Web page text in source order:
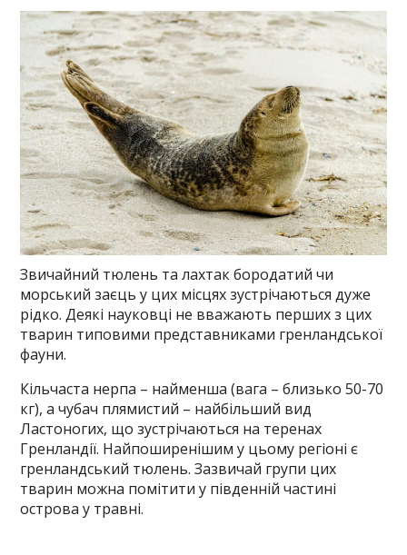
Звичайний тюлень та лахтак бородатий чи
морський заєць у цих місцях зустрічаються дуже
рідко. Деякі науковці не вважають перших з цих
тварин типовими представниками гренландської
фауни.
Кільчаста нерпа – найменша (вага – близько 50-70
кг), а чубач плямистий – найбільший вид
Ластоногих, що зустрічаються на теренах
Гренландії. Найпоширенішим у цьому регіоні є
гренландський тюлень. Зазвичай групи цих
тварин можна помітити у південній частині
острова у травні.